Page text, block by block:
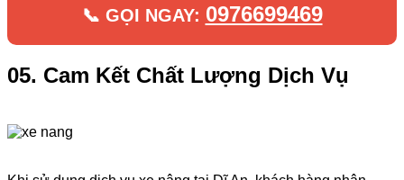
📞 GỌI NGAY: 0976699469
05. Cam Kết Chất Lượng Dịch Vụ